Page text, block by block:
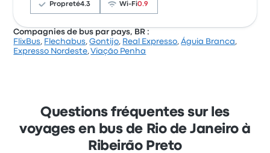
commencer à 78 $
Propreté4.3 Wi-Fi0.9
Sur un total de 683 avis, la compagnie a reçu la note
67 $
Útil Rio de Janeiro Ribeirão Preto avis
clients récents
Bonne compagnie. Manque du WiFi dans le bus.
Compagnies de bus par pays, BR :
FlixBus, Flechabus,Gontijo, Real Expresso,Águia Branca,
Expresso Nordeste,Viação Penha
Questions fréquentes sur les
voyages en bus de Rio de Janeiro à
Ribeirão Preto